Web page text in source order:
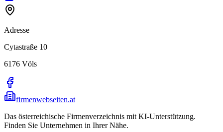
Adresse
Cytastraße 10
6176 Völs
firmenwebseiten.at
Das österreichische Firmenverzeichnis mit KI-Unterstützung.
Finden Sie Unternehmen in Ihrer Nähe.